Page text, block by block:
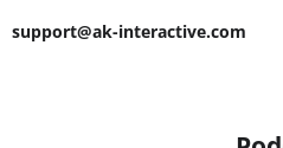
support@ak-interactive.com